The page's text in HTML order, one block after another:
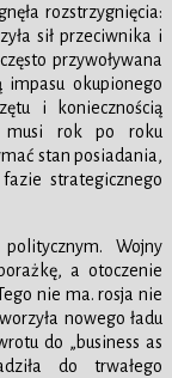
rozstrzygnięcia:
sił przeciwnika i
przywoływana
impasu okupionego
i koniecznością
musi rok po roku
stan posiadania,
strategicznego
Wojny
a otoczenie
nie ma. rosja nie
nowego ładu
do „business as
do trwałego